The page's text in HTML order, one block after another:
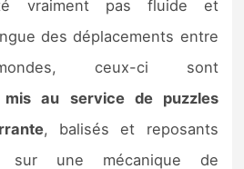
vraiment pas fluide et
des déplacements entre
ceux-ci sont
mis au service de puzzles
, balisés et reposants
une mécanique de